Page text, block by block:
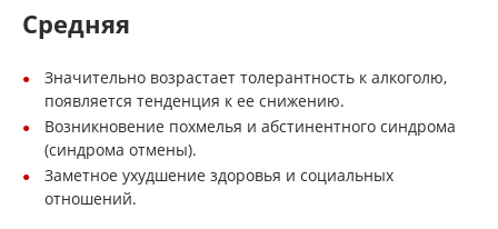
Средняя
Значительно возрастает толерантность к алкоголю,
появляется тенденция к ее снижению.
Возникновение похмелья и абстинентного синдрома
(синдрома отмены).
Заметное ухудшение здоровья и социальных
отношений.